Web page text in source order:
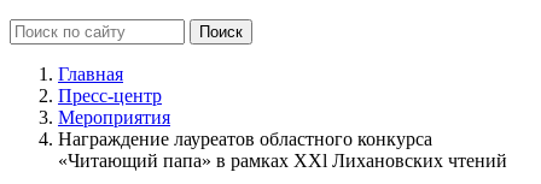
Главная
Пресс-центр
Мероприятия
Награждение лауреатов областного конкурса
«Читающий папа» в рамках XXl Лихановских чтений